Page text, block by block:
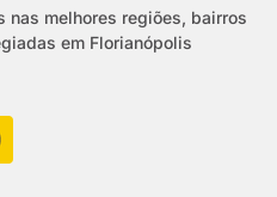
nas melhores regiões, bairros
em Florianópolis